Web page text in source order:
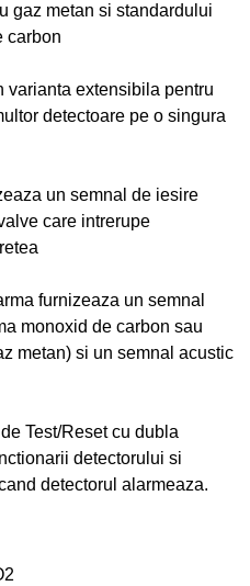
gaz metan si standardului
carbon
varianta extensibila pentru
detectoare pe o singura
un semnal de iesire
care intrerupe
furnizeaza un semnal
monoxid de carbon sau
metan) si un semnal acustic
Test/Reset cu dubla
detectorului si
detectorul alarmeaza.